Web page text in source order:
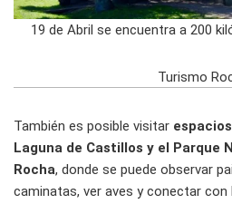
19 de Abril se encuentra a 200
Turismo
También es posible visitar
Laguna de Castillos y el Parque
Rocha, donde se puede observar
caminatas, ver aves y conectar